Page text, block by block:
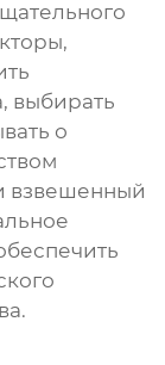
выбирать
о
взвешенный